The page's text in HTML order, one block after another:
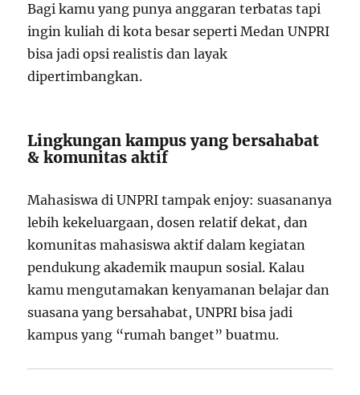
Bagi kamu yang punya anggaran terbatas tapi
ingin kuliah di kota besar seperti Medan UNPRI
bisa jadi opsi realistis dan layak
dipertimbangkan.
Lingkungan kampus yang bersahabat
& komunitas aktif
Mahasiswa di UNPRI tampak enjoy: suasananya
lebih kekeluargaan, dosen relatif dekat, dan
komunitas mahasiswa aktif dalam kegiatan
pendukung akademik maupun sosial. Kalau
kamu mengutamakan kenyamanan belajar dan
suasana yang bersahabat, UNPRI bisa jadi
kampus yang “rumah banget” buatmu.